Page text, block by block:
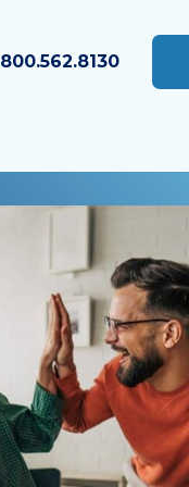
800.562.8130